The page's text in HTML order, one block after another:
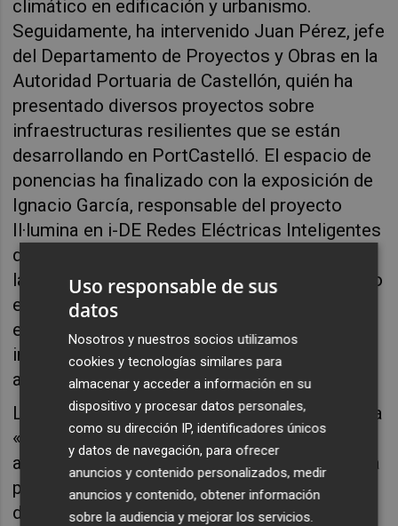
climático en edificación y urbanismo.
Seguidamente, ha intervenido Juan Pérez, jefe
del Departamento de Proyectos y Obras en la
Autoridad Portuaria de Castellón, quién ha
presentado diversos proyectos sobre
infraestructuras resilientes que se están
desarrollando en PortCastelló. El espacio de
ponencias ha finalizado con la exposición de
Ignacio García, responsable del proyecto
Il·lumina en i-DE Redes Eléctricas Inteligentes
de Iberdrola, que ha destacado el objetivo de
la iniciativa de Iberdrola España, cuyo objetivo
es rediseñar, modernizar y reforzar la red
eléctrica de distribución mediante la
innovación y la sostenibilidad en las zonas
afectadas por la dana en octubre 2024.
La sesión ha continuado con la mesa redonda
«Soluciones innovadoras en construcción
ante fenómenos climáticos extremos», con la
participación de Jorge Corrales, investigador
del Área de Hábitat y Construcción en el
Uso responsable de sus
datos
Nosotros y nuestros socios utilizamos
cookies y tecnologías similares para
almacenar y acceder a información en su
dispositivo y procesar datos personales,
como su dirección IP, identificadores únicos
y datos de navegación, para ofrecer
anuncios y contenido personalizados, medir
anuncios y contenido, obtener información
sobre la audiencia y mejorar los servicios.